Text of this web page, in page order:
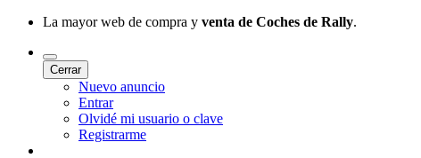
La mayor web de compra y venta de Coches de Rally.
Cerrar
Nuevo anuncio
Entrar
Olvidé mi usuario o clave
Registrarme